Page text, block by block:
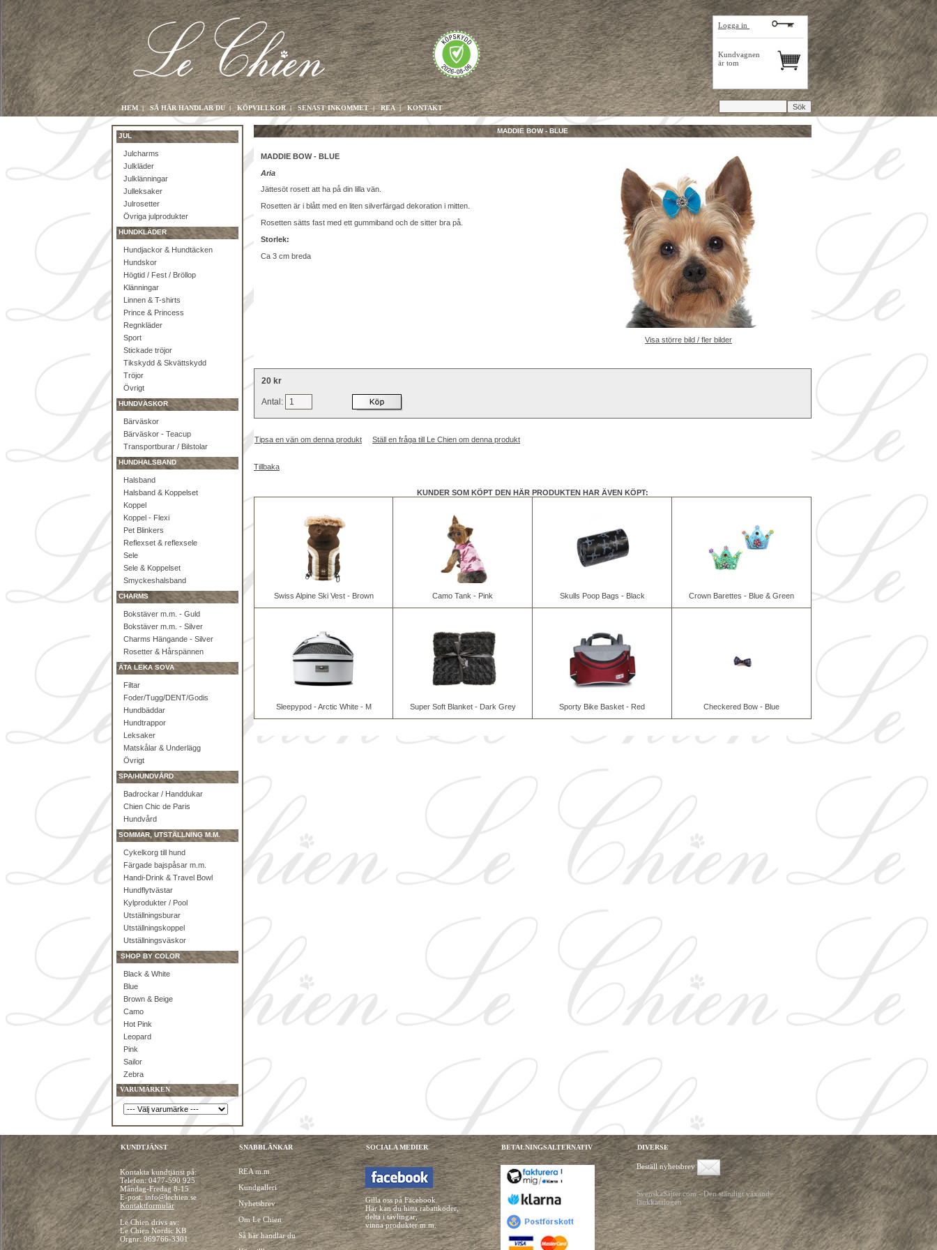
Logga in
Kundvagnen
är tom
HEM |SÅ HÄR HANDLAR DU | KÖPVILLKOR| SENAST INKOMMET| REA|KONTAKT
JUL
Julcharms
Julkläder
Julklänningar
Julleksaker
Julrosetter
Övriga julprodukter
HUNDKLÄDER
Hundjackor & Hundtäcken
Hundskor
Högtid / Fest / Bröllop
Klänningar
Linnen & T-shirts
Prince & Princess
Regnkläder
Sport
Stickade tröjor
Tikskydd & Skvättskydd
Tröjor
Övrigt
HUNDVÄSKOR
Bärväskor
Bärväskor - Teacup
Transportburar / Bilstolar
HUNDHALSBAND
Halsband
Halsband & Koppelset
Koppel
Koppel - Flexi
Pet Blinkers
Reflexset & reflexsele
Sele
Sele & Koppelset
Smyckeshalsband
CHARMS
Bokstäver m.m. - Guld
Bokstäver m.m. - Silver
Charms Hängande - Silver
Rosetter & Hårspännen
ÄTA LEKA SOVA
Filtar
Foder/Tugg/DENT/Godis
Hundbäddar
Hundtrappor
Leksaker
Matskålar & Underlägg
Övrigt
SPA/HUNDVÅRD
Badrockar / Handdukar
Chien Chic de Paris
Hundvård
SOMMAR, UTSTÄLLNING M.M.
Cykelkorg till hund
Färgade bajspåsar m.m.
Handi-Drink & Travel Bowl
Hundflytvästar
Kylprodukter / Pool
Utställningsburar
Utställningskoppel
Utställningsväskor
SHOP BY COLOR
Black & White
Blue
Brown & Beige
Camo
Hot Pink
Leopard
Pink
Sailor
Zebra
VARUMÄRKEN
MADDIE BOW - BLUE
MADDIE BOW - BLUE
Aria
Jättesöt rosett att ha på din lilla vän.
Rosetten är i blått med en liten silverfärgad dekoration i mitten.
Rosetten sätts fast med ett gummiband och de sitter bra på.
Storlek:
Ca 3 cm breda
Visa större bild / fler bilder
20 kr
Antal:
Tipsa en vän om denna produkt Ställ en fråga till Le Chien om denna produkt
Tillbaka
KUNDER SOM KÖPT DEN HÄR PRODUKTEN HAR ÄVEN KÖPT:
Swiss Alpine Ski Vest - Brown Camo Tank - Pink Skulls Poop Bags - Black Crown Barettes - Blue & Green
Sleepypod - Arctic White - M Super Soft Blanket - Dark Grey Sporty Bike Basket - Red Checkered Bow - Blue
KUNDTJÄNST
Kontakta kundtjänst på:
Telefon: 0477-590 925
Måndag-Fredag 8-15
E-post: info@lechien.se
Kontaktformulär
Le Chien drivs av:
Le Chien Nordic KB
Orgnr: 969766-3301
SNABBLÄNKAR
REA m.m.
Kundgalleri
Nyhetsbrev
Om Le Chien
Så här handlar du
SOCIALA MEDIER
Gilla oss på Facebook.
Här kan du hitta rabattkoder,
delta i tävlingar,
vinna produkter m.m.
BETALNINGSALTERNATIV DIVERSE
Beställ nyhetsbrev
SvenskaSajter.com - Den ständigt växande
länkkatalogen